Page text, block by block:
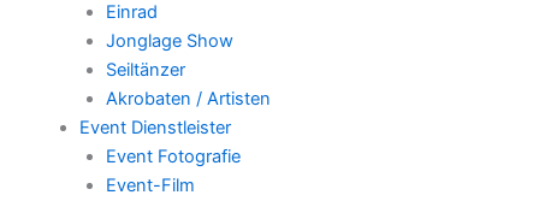
Einrad
Jonglage Show
Seiltänzer
Akrobaten / Artisten
Event Dienstleister
Event Fotografie
Event-Film